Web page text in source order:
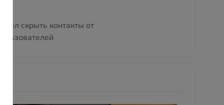
скрыть контакты от